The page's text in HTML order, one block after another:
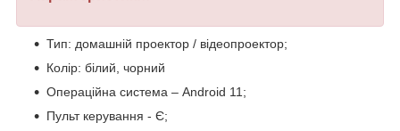
Тип: домашній проектор / відеопроектор;
Колір: білий, чорний
Операційна система – Android 11;
Пульт керування - Є;